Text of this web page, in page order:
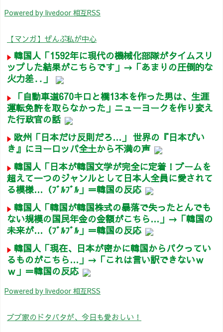
Powered by livedoor 相互RSS
【マンガ】ぜんぶ私が中心
韓国人「1592年に現代の機械化部隊がタイムスリ
ップした結果がこちらです」→「あまりの圧倒的な
火力差‥」
「自動車道670キロと橋13本を作った男は、生涯
運転免許を取らなかった」ニューヨークを作り変え
た行政官の話
欧州「日本だけ反則だろ…」 世界の『日本びい
き』にヨーロッパ全土から不満の声
韓国人「日本が韓国文学が完全に定着！ブームを
超えて一つのジャンルとして日本人全員に愛されて
る模様…（ﾌﾞﾙﾌﾞﾙ」＝韓国の反応
韓国人「韓国が韓国株式の暴落で失ったとんでも
ない規模の国民年金の金額がこちら…」→「韓国の
未来が…（ﾌﾞﾙﾌﾞﾙ」＝韓国の反応
韓国人「現在、日本が密かに韓国からパクってい
るものがこちら…」→「これは言い訳できないｗ
ｗ」＝韓国の反応
Powered by livedoor 相互RSS
ブブ家のドタバタが、今日も愛おしい！